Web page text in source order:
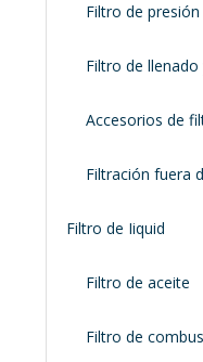
Filtro de presión
Filtro de
Accesorios de
Filtración fuera
Filtro de Iiquid
Filtro de aceite
Filtro de